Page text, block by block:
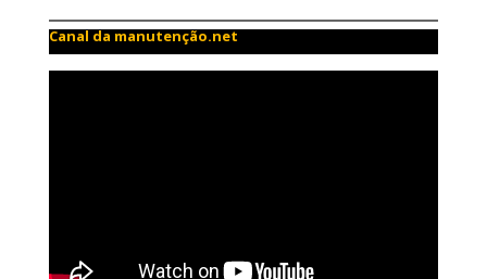
Canal da manutenção.net